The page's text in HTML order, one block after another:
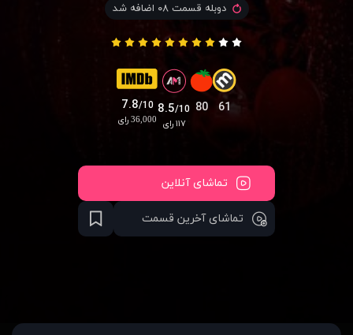
دوبله قسمت ۰۸ اضافه شد
7.8/10
36,000 رای
8.5/10
۱۱۷ رای
80 61
تماشای آنلاین
تماشای آخرین قسمت